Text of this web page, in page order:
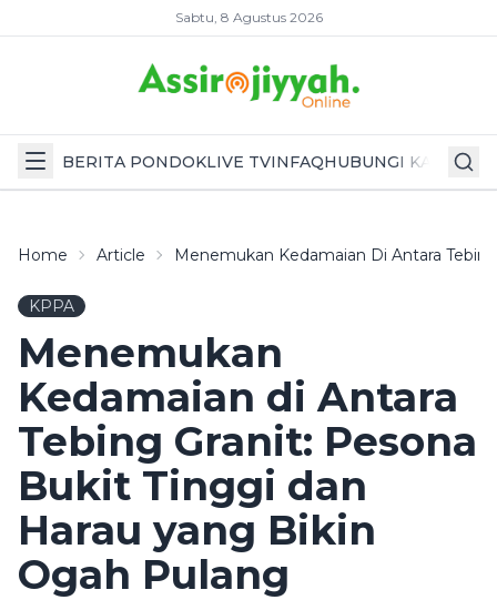
Sabtu, 8 Agustus 2026
BERITA PONDOKLIVE TVINFAQHUBUNGI KAMI
Home Article Menemukan Kedamaian Di Antara
KPPA
Menemukan
Kedamaian di Antara
Tebing Granit: Pesona
Bukit Tinggi dan
Harau yang Bikin
Ogah Pulang